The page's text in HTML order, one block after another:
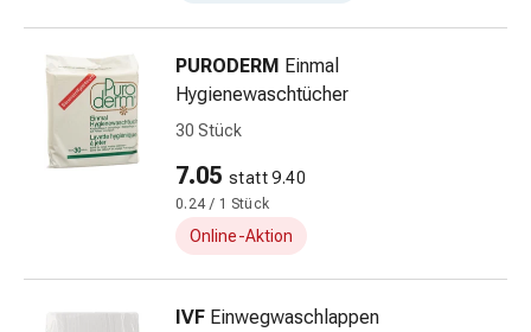
Antiallergika
PURODERM Einmal
Hygienewaschtücher
30 Stück
7.05 statt 9.40
0.24 / 1 Stück
Online-Aktion
IVF Einwegwaschlappen